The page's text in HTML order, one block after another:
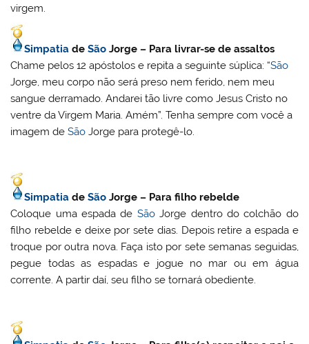
virgem.
Simpatia deSão Jorge – Para livrar-se de assaltos
Chame pelos 12 apóstolos e repita a seguinte súplica: “São
Jorge, meu corpo não será preso nem ferido, nem meu
sangue derramado. Andarei tão livre como Jesus Cristo no
ventre da Virgem Maria. Amém”. Tenha sempre com você a
imagem deSão Jorge para protegê-lo.
Simpatia deSão Jorge – Para filho rebelde
Coloque uma espada de SãoJorge dentro do colchão do
filho rebelde e deixe por sete dias. Depois retire a espada e
troque por outra nova. Faça isto por sete semanas seguidas,
pegue todas as espadas e jogue no mar ou em água
corrente. A partir daí, seu filho se tornará obediente.